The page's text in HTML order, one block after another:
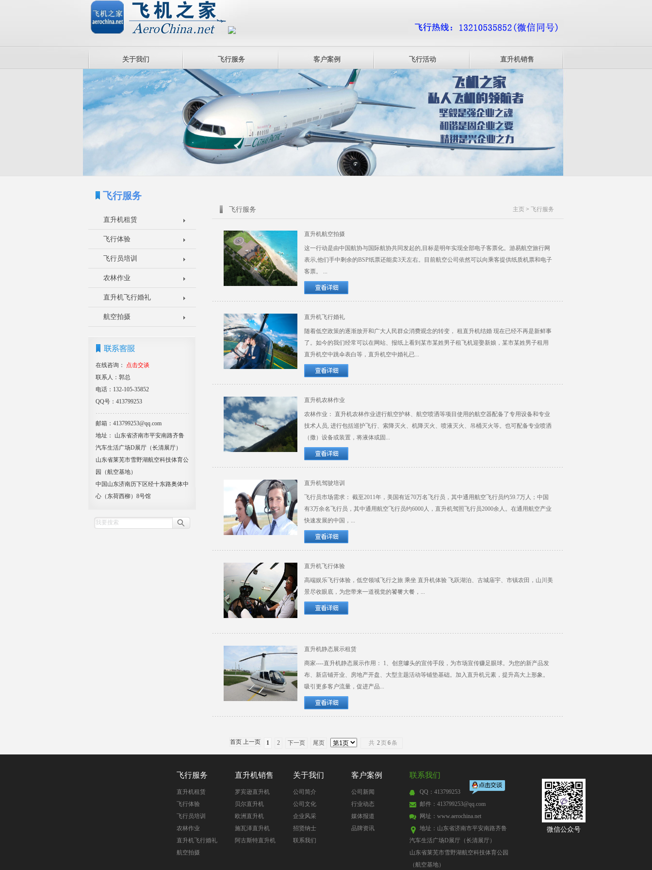
关于我们 飞行服务 客户案例 飞行活动 直升机销售
飞行服务
直升机租赁
飞行体验
飞行员培训
农林作业
直升机飞行婚礼
航空拍摄
在线咨询：
点击交谈
联系人：郭总
电话：132-105-35852
QQ号：413799253
邮箱：413799253@qq.com
地址： 山东省济南市平安南路齐鲁
汽车生活广场D展厅（长清展厅）
山东省莱芜市雪野湖航空科技体育公
园（航空基地）
中国山东济南历下区经十东路奥体中
心（东荷西柳）8号馆
主页 > 飞行服务
飞行服务
直升机航空拍摄
这一行动是由中国航协与国际航协共同发起的,目标是明年实现全部电子客票化。游易航空旅行网
表示,他们手中剩余的BSP纸票还能卖3天左右。目前航空公司依然可以向乘客提供纸质机票和电子
客票。 ...
直升机飞行婚礼
随着低空政策的逐渐放开和广大人民群众消费观念的转变， 租直升机结婚 现在已经不再是新鲜事
了。如今的我们经常可以在网站、报纸上看到某市某姓男子租飞机迎娶新娘，某市某姓男子租用
直升机空中跳伞表白等，直升机空中婚礼已...
直升机农林作业
农林作业： 直升机农林作业进行航空护林、航空喷洒等项目使用的航空器配备了专用设备和专业
技术人员, 进行包括巡护飞行、索降灭火、机降灭火、喷液灭火、吊桶灭火等。也可配备专业喷洒
（撒）设备或装置，将液体或固...
直升机驾驶培训
飞行员市场需求： 截至2011年，美国有近70万名飞行员，其中通用航空飞行员约59.7万人；中国
有3万余名飞行员，其中通用航空飞行员约6000人，直升机驾照飞行员2000余人。在通用航空产业
快速发展的中国，...
直升机飞行体验
高端娱乐飞行体验，低空领域飞行之旅 乘坐 直升机体验 飞跃湖泊、古城庙宇、市镇农田，山川美
景尽收眼底，为您带来一道视觉的饕餮大餐，...
直升机静态展示租赁
商家----直升机静态展示作用： 1、创意噱头的宣传手段，为市场宣传赚足眼球。为您的新产品发
布、新店铺开业、房地产开盘、大型主题活动等铺垫基础。加入直升机元素，提升高大上形象。
吸引更多客户流量，促进产品...
首页 上一页 1 2 下一页 尾页 共 2页6条
飞行服务
直升机租赁
飞行体验
飞行员培训
农林作业
直升机飞行婚礼
航空拍摄
直升机销售
罗宾逊直升机
贝尔直升机
欧洲直升机
施瓦泽直升机
阿古斯特直升机
关于我们
公司简介
公司文化
企业风采
招贤纳士
联系我们
客户案例
公司新闻
行业动态
媒体报道
品牌资讯
联系我们
QQ：413799253
邮件：413799253@qq.com
网址： www.aerochina.net
地址：山东省济南市平安南路齐鲁
汽车生活广场D展厅（长清展厅）
山东省莱芜市雪野湖航空科技体育公园
（航空基地）
微信公众号